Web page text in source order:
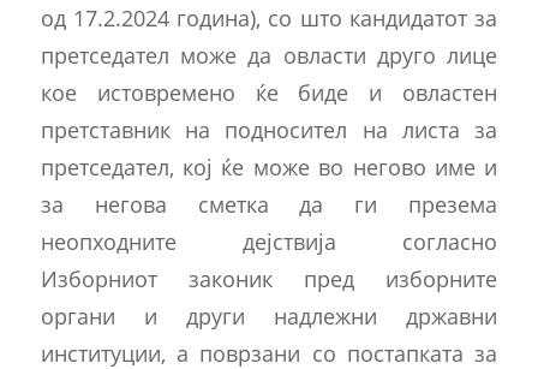
од 17.2.2024 година), со што кандидатот за
претседател може да овласти друго лице
кое истовремено ќе биде и овластен
претставник на подносител на листа за
претседател, кој ќе може во негово име и
за негова сметка да ги презема
неопходните дејствија согласно
Изборниот законик пред изборните
органи и други надлежни државни
институции, а поврзани со постапката за